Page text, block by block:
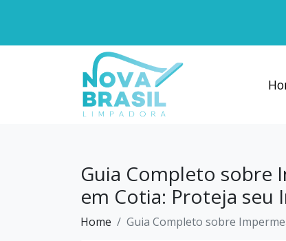
Profissionais
Guia Completo sobre
em Cotia: Proteja seu
Home Guia Completo sobre